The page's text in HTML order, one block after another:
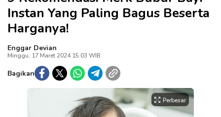
Instan Yang Paling Bagus Beserta
Harganya!
Enggar Devian
Minggu, 17 Maret 2024 15:03 WIB
Bagikan
Perbesar